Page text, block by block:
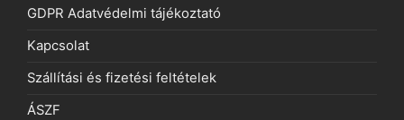
GDPR Adatvédelmi tájékoztató
Kapcsolat
Szállítási és fizetési feltételek
ÁSZF